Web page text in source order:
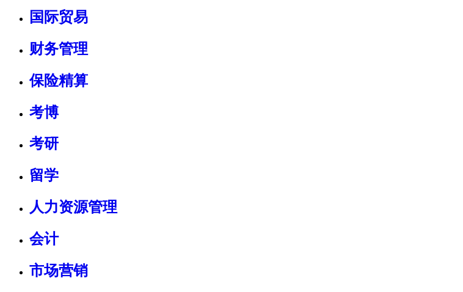
国际贸易
财务管理
保险精算
考博
考研
留学
人力资源管理
会计
市场营销